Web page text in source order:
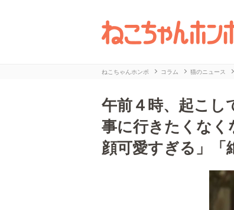
ねこちゃんホンポ コラム 猫のニュース
午前４時、起こ
事に行きたくなく
顔可愛すぎる」「